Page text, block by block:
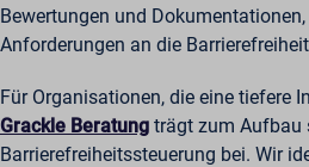
Bewertungen und
Anforderungen an die
Für Organisationen, die eine tiefere
Grackle Beratung trägt zum Aufbau
Barrierefreiheitssteuerung bei. Wir